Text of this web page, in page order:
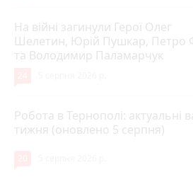
На війні загинули Герої Олег
Шелетин, Юрій Пушкар, Петро
та Володимир Паламарчук
Робота в Тернополі: актуальні
тижня (оновлено 5 серпня)